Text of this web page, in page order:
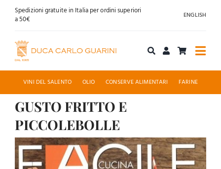
SaltaSpedizioni gratuite in Italia per ordini superiori
a 50€
ENGLISH
Acquista online
Chi siamo
Accoglienza
News
VINI DEL SALENTO OLIO CONSERVE ALIMENTARI FARINE
GUSTO FRITTO E
PICCOLEBOLLE
Ingrandisci
immagine